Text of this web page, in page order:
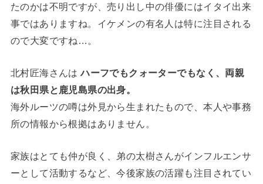
たのかは不明ですが、売り出し中の俳優にはイタイ出来
事ではありますね。イケメンの有名人は特に注目される
ので大変ですね…。
北村匠海さんはハーフでもクォーターでもなく、両親
は秋田県と鹿児島県の出身。
海外ルーツの噂は外見から生まれたもので、本人や事務
所の情報から根拠はありません。
家族はとても仲が良く、弟の太樹さんがインフルエンサ
ーとして活動するなど、今後家族の活躍も注目されてい